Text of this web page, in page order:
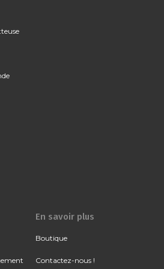
En savoir plus
Boutique
Contactez-nous !